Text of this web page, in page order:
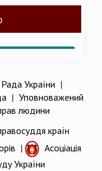
України |
| Уповноважений
людини
країн
|
Асоціація
України